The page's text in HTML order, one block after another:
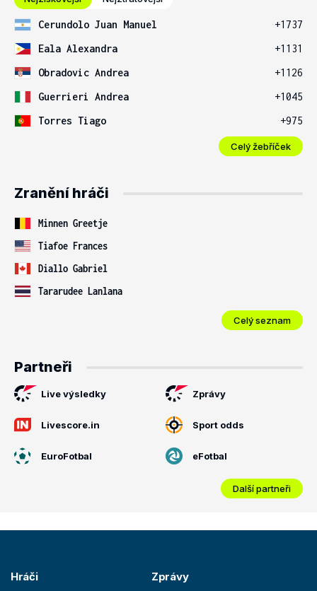
Cerundolo Juan Manuel
+1737
Eala Alexandra
+1131
Obradovic Andrea
+1126
Guerrieri Andrea
+1045
Torres Tiago
+975
Celý žebříček
Zranění hráči
Minnen Greetje
Tiafoe Frances
Diallo Gabriel
Tararudee Lanlana
Celý seznam
Partneři
Live výsledky Zprávy
Livescore.in Sport odds
EuroFotbal eFotbal
Další partneři
Hráči Zprávy